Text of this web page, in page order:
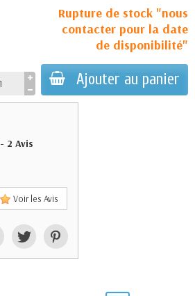
Rupture de stock "nous
contacter pour la date
de disponibilité"
Ajouter au panier
- 2 Avis
Voir les Avis